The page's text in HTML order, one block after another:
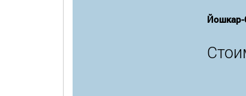
Йошкар-